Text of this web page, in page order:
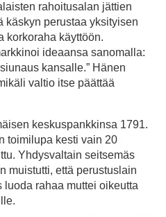
rahoitusalan jättien
käskyn perustaa yksityisen
korkoraha käyttöön.
ideaansa sanomalla:
kansalle.” Hänen
valtio itse päättää
keskuspankkinsa 1791.
toimilupa kesti vain 20
Yhdysvaltain seitsemäs
muistutti, että perustuslain
rahaa muttei oikeutta